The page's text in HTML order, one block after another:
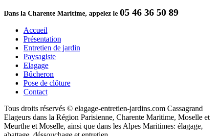
Dans la Charente Maritime, appelez le 05 46 36 50 89
Accueil
Présentation
Entretien de jardin
Paysagiste
Elagage
Bûcheron
Pose de clôture
Contact
Tous droits réservés © elagage-entretien-jardins.com Cassagrand
Elageurs dans la Région Parisienne, Charente Maritime, Moselle et
Meurthe et Moselle, ainsi que dans les Alpes Maritimes: élagage,